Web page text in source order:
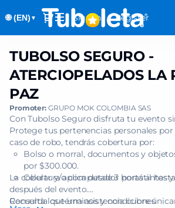
🌐 (EN) ▼ Dialog
Sign in Register
selection
ATERCIOPELADOS
PIPA
DE
LA
PAZ]
Tuboleta.com
TUBOLSO
-
ATERCIOPELADOS
LA
PIPA
DE
LA
PAZ
TUBOLSO SEGURO -
ATERCIOPELADOS LA
PAZ
Promoter: GRUPO MOK COLOMBIA SAS
Con Tubolso Seguro disfruta tu evento
Protege tus pertenencias personales por
caso de robo, tendrás cobertura por:
Bolso o morral, documentos y
por $300.000.
Celular y/o computador portátil hasta
La cobertura aplica desde 3 horas antes
después del evento.
Recuerda que una asistencia cubre
Consulta los términos y condiciones